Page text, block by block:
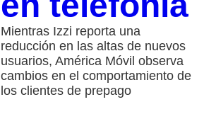
Mientras Izzi reporta una
reducción en las altas de nuevos
usuarios, América Móvil observa
cambios en el comportamiento de
los clientes de prepago